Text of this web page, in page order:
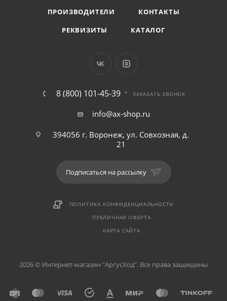
ПРОИЗВОДИТЕЛИ
КОНТАКТЫ
РЕКВИЗИТЫ
КАТАЛОГ
8 (800) 101-45-39 ЗАКАЗАТЬ ЗВОНОК
info@ax-shop.ru
394056 г. Воронеж, ул. Совхозная, д.
21
Подписаться на рассылку
ПОЛИТИКА КОНФИДЕНЦИАЛЬНОСТИ
ПУБЛИЧНАЯ ОФЕРТА
КАРТА САЙТА
2026 © Интернет-магазин "АргусХод". Все права защищены